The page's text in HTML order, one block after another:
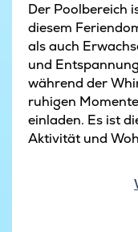
Der Poolbereich
diesem
als auch
und
während der
ruhigen
einladen. Es ist
Aktivität und
Wenn Sie Lust